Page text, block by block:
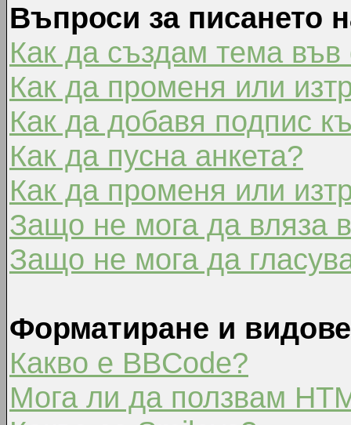
Въпроси за писането
Как да създам тема
Как да променя или
Как да добавя подпис
Как да пусна анкета?
Как да променя или
Защо не мога да вляза
Защо не мога да
Форматиране и
Какво е BBCode?
Мога ли да ползвам